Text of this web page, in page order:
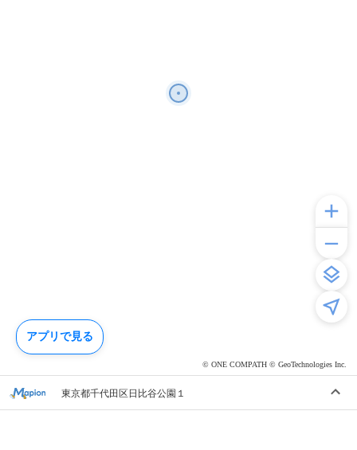
© ONE COMPATH © GeoTechnologies Inc.
東京都千代田区日比谷公園１
アプリで見る